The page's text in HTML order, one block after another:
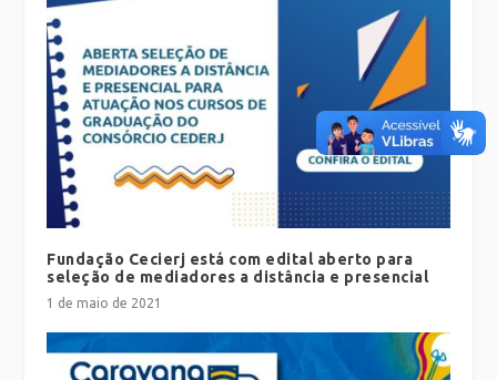
Fundação Cecierj está com edital aberto para
seleção de mediadores a distância e presencial
1 de maio de 2021